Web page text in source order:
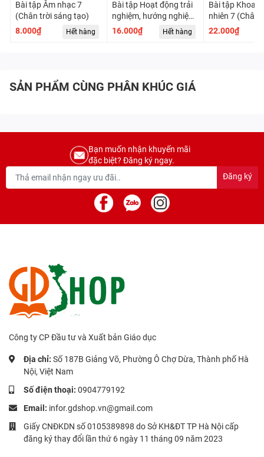
Bài tập Âm nhạc 7
(Chân trời sáng tạo)
8.000₫
Hết hàng
Bài tập Hoạt động trải
nghiệm, hướng nghiệp
7 (Chân trời sáng tạo)
(Bản 2)
16.000₫ Hết hàng
Bài tập Khoa
nhiên 7 (Chân
tạo)
22.000₫
SẢN PHẨM CÙNG PHÂN KHÚC GIÁ
Bạn muốn nhận khuyến mãi
đặc biệt? Đăng ký ngay.
Đăng ký
Công ty CP Đầu tư và Xuất bản Giáo dục
Địa chỉ: Số 187B Giảng Võ, Phường Ô Chợ Dừa, Thành phố Hà
Nội, Việt Nam
Số điện thoại: 0904779192
Email: infor.gdshop.vn@gmail.com
Giấy CNĐKDN số 0105389898 do Sở KH&ĐT TP Hà Nội cấp
đăng ký thay đổi lần thứ 6 ngày 11 tháng 09 năm 2023